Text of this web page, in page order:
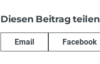
Diesen Beitrag
Email Facebook